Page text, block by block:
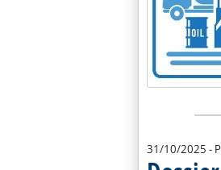
Lista
31/10/2025 -